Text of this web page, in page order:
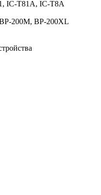
IC-T81A, IC-T8A
200M, BP-200XL